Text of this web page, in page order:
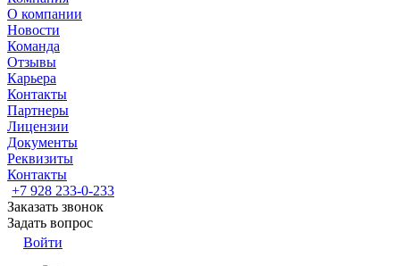
О компании
Новости
Команда
Отзывы
Карьера
Контакты
Партнеры
Лицензии
Документы
Реквизиты
Контакты
+7 928 233-0-233
Заказать звонок
Задать вопрос
Войти